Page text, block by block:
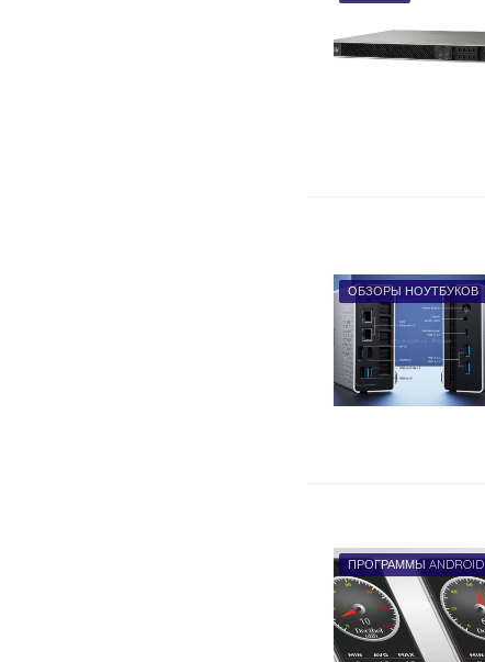
ОБЗОРЫ НОУТБУКОВ
ПРОГРАММЫ ANDROID